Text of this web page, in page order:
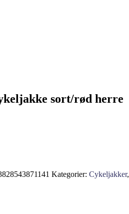
sort/rød herre
kr..
Kategorier: Cykeljakker,